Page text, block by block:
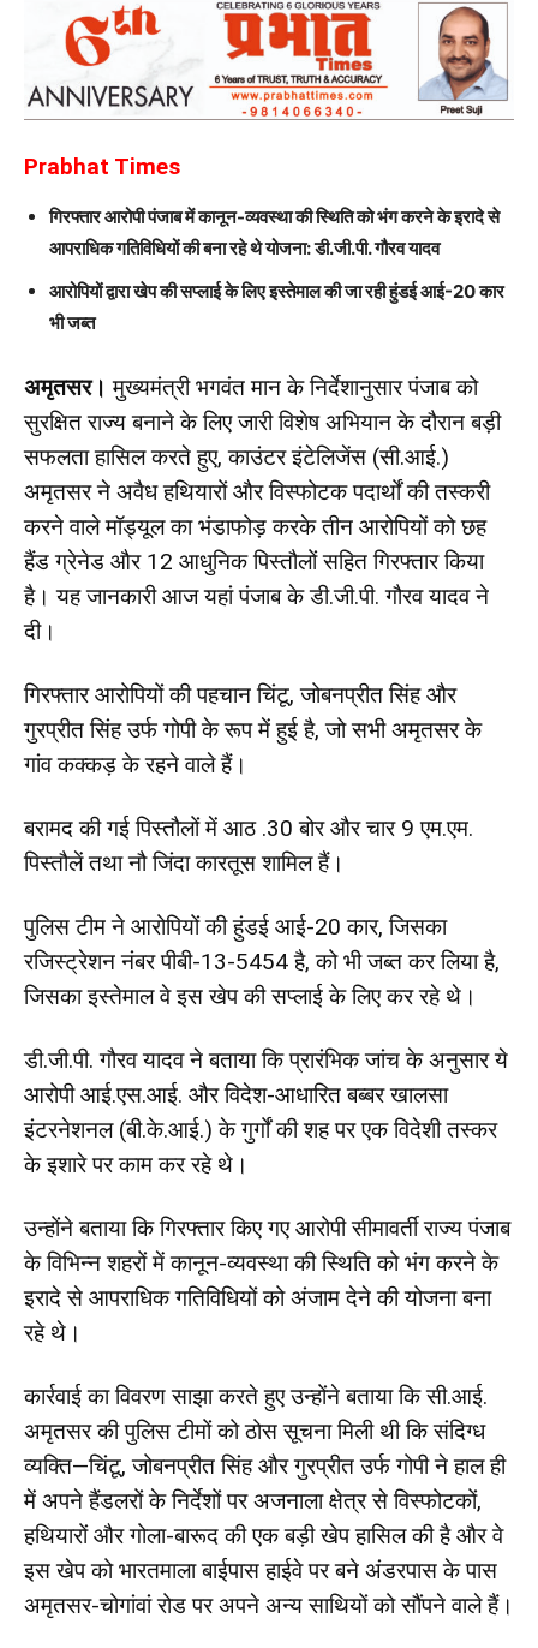
Prabhat Times
गिरफ्तार आरोपी पंजाब में कानून-व्यवस्था की स्थिति को भंग करने के इरादे से
आपराधिक गतिविधियों की बना रहे थे योजना: डी.जी.पी. गौरव यादव
आरोपियों द्वारा खेप की सप्लाई के लिए इस्तेमाल की जा रही हुंडई आई-20 कार
भी जब्त
अमृतसर। मुख्यमंत्री भगवंत मान के निर्देशानुसार पंजाब को
सुरक्षित राज्य बनाने के लिए जारी विशेष अभियान के दौरान बड़ी
सफलता हासिल करते हुए, काउंटर इंटेलिजेंस (सी.आई.)
अमृतसर ने अवैध हथियारों और विस्फोटक पदार्थों की तस्करी
करने वाले मॉड्यूल का भंडाफोड़ करके तीन आरोपियों को छह
हैंड ग्रेनेड और 12 आधुनिक पिस्तौलों सहित गिरफ्तार किया
है। यह जानकारी आज यहां पंजाब के डी.जी.पी. गौरव यादव ने
दी।
गिरफ्तार आरोपियों की पहचान चिंटू, जोबनप्रीत सिंह और
गुरप्रीत सिंह उर्फ गोपी के रूप में हुई है, जो सभी अमृतसर के
गांव कक्कड़ के रहने वाले हैं।
बरामद की गई पिस्तौलों में आठ .30 बोर और चार 9 एम.एम.
पिस्तौलें तथा नौ जिंदा कारतूस शामिल हैं।
पुलिस टीम ने आरोपियों की हुंडई आई-20 कार, जिसका
रजिस्ट्रेशन नंबर पीबी-13-5454 है, को भी जब्त कर लिया है,
जिसका इस्तेमाल वे इस खेप की सप्लाई के लिए कर रहे थे।
डी.जी.पी. गौरव यादव ने बताया कि प्रारंभिक जांच के अनुसार ये
आरोपी आई.एस.आई. और विदेश-आधारित बब्बर खालसा
इंटरनेशनल (बी.के.आई.) के गुर्गों की शह पर एक विदेशी तस्कर
के इशारे पर काम कर रहे थे।
उन्होंने बताया कि गिरफ्तार किए गए आरोपी सीमावर्ती राज्य पंजाब
के विभिन्न शहरों में कानून-व्यवस्था की स्थिति को भंग करने के
इरादे से आपराधिक गतिविधियों को अंजाम देने की योजना बना
रहे थे।
कार्रवाई का विवरण साझा करते हुए उन्होंने बताया कि सी.आई.
अमृतसर की पुलिस टीमों को ठोस सूचना मिली थी कि संदिग्ध
व्यक्ति—चिंटू, जोबनप्रीत सिंह और गुरप्रीत उर्फ गोपी ने हाल ही
में अपने हैंडलरों के निर्देशों पर अजनाला क्षेत्र से विस्फोटकों,
हथियारों और गोला-बारूद की एक बड़ी खेप हासिल की है और वे
इस खेप को भारतमाला बाईपास हाईवे पर बने अंडरपास के पास
अमृतसर-चोगांवां रोड पर अपने अन्य साथियों को सौंपने वाले हैं।